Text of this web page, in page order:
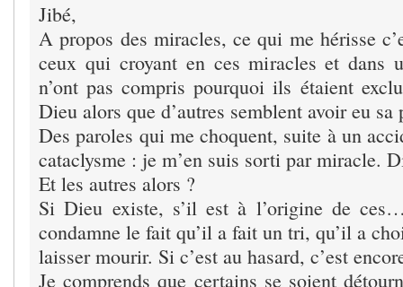
Jibé,
A propos des miracles, ce qui me hérisse
ceux qui croyant en ces miracles et dans
n’ont pas compris pourquoi ils étaient
Dieu alors que d’autres semblent avoir eu sa
Des paroles qui me choquent, suite à un
cataclysme : je m’en suis sorti par miracle.
Et les autres alors ?
Si Dieu existe, s’il est à l’origine de
condamne le fait qu’il a fait un tri, qu’il a
laisser mourir. Si c’est au hasard, c’est
Je comprends que certains se soient